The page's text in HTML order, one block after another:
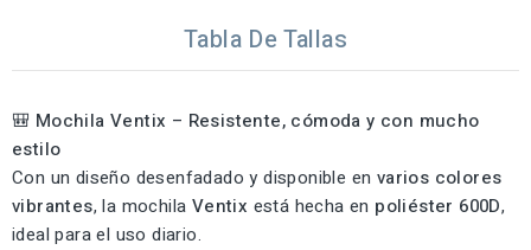
Tabla De Tallas
🎒 Mochila Ventix – Resistente, cómoda y con mucho
estilo
Con un diseño desenfadado y disponible en varios colores
vibrantes, la mochila Ventix está hecha en poliéster 600D,
ideal para el uso diario.